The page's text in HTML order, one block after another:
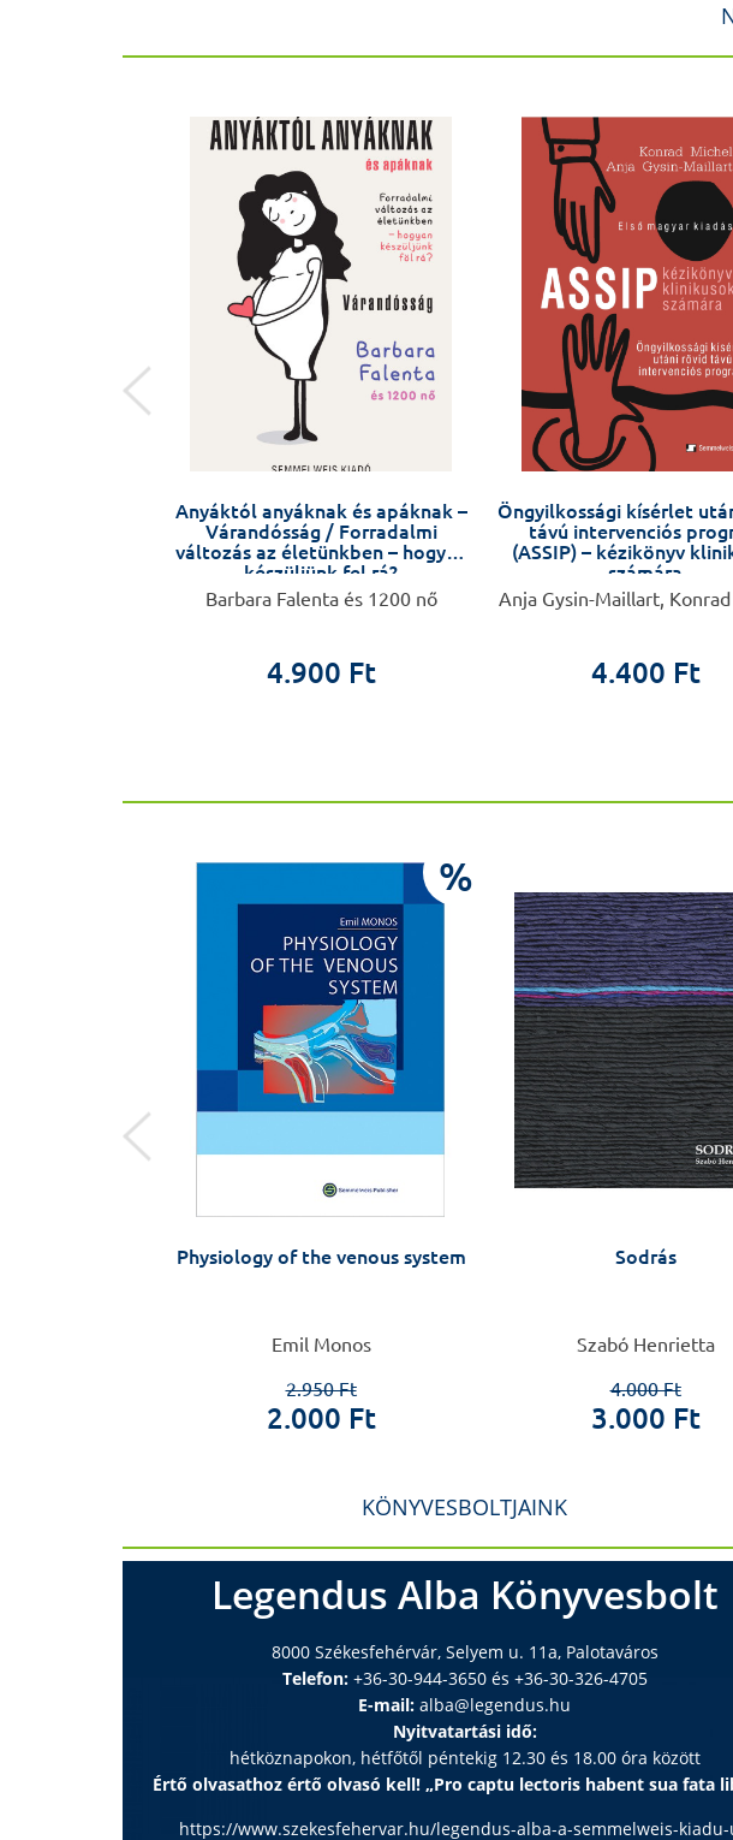
Anyáktól anyáknak és apáknak –
Várandósság / Forradalmi
változás az életünkben – hogyan
készüljünk fel rá?
Barbara Falenta és 1200 nő
4.900 Ft
Öngyilkossági kísérlet
távú intervenciós
(ASSIP) – kézikönyv
számára
Anja Gysin-Maillart,
4.400 Ft
%
Physiology of the venous system
Emil Monos
2.950 Ft
2.000 Ft
Sodrás
Szabó Henrietta
4.000 Ft
3.000 Ft
KÖNYVESBOLTJAINK
Legendus Alba Könyvesbolt
8000 Székesfehérvár, Selyem u. 11a, Palotaváros
Telefon:+36-30-944-3650 és +36-30-326-4705
E-mail: alba@legendus.hu
Nyitvatartási idő:
hétköznapokon, hétfőtől péntekig 12.30 és 18.00 óra között
Értő olvasathoz értő olvasó kell! „Pro captu lectoris habent sua fata
https://www.szekesfehervar.hu/legendus-alba-a-semmelweis-